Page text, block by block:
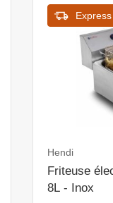
Express
Hendi
Friteuse
8L - Inox